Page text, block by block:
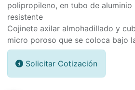
polipropileno, en tubo de aluminio
resistente
Cojinete axilar almohadillado y
micro poroso que se coloca bajo
Solicitar Cotización